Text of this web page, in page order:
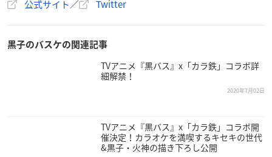
公式サイト／ Twitter
黒子のバスケの関連記事
TVアニメ『黒バス』x「カラ鉄」コラボ詳
細解禁！
2020年7月02日
TVアニメ『黒バス』x「カラ鉄」コラボ開
催決定！カラオケを満喫するキセキの世代
&黒子・火神の描き下ろし公開